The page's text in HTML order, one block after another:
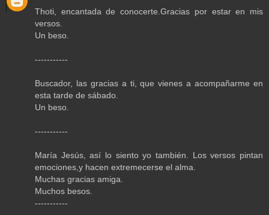
Thoti, encantada de conocerte.Gracias por estar en mis
versos.
Un beso.
-----------
Buscador, las gracias a ti, que vienes a acompañarme en
esta tarde de sábado.
Un beso.
-----------
María Jesús, así lo siento yo también. Los versos pintan
emociones,y hacen extremecerse el alma.
Muchas gracias amiga.
Muchos besos.
-----------